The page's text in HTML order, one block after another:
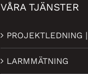
VÅRA TJÄNSTER
PROJEKTLEDNING
LARMMÄTNING